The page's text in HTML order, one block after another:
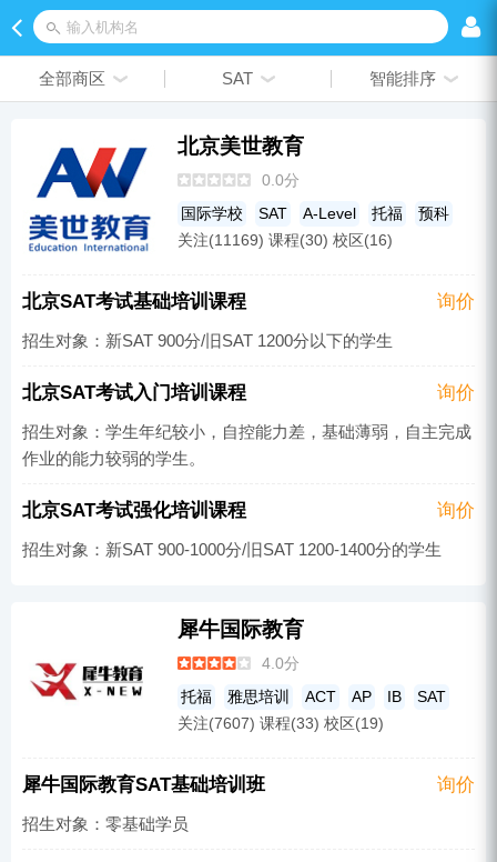
输入机构名
全部商区 SAT 智能排序
北京美世教育
0.0分
国际学校 SAT A-Level 托福
预科
雅思培训
留学申请 GRE
GMAT
关注(11169) 课程(30) 校区(16)
北京SAT考试基础培训课程 询价
招生对象：新SAT 900分/旧SAT 1200分以下的学生
北京SAT考试入门培训课程 询价
招生对象：学生年纪较小，自控能力差，基础薄弱，自主完成
作业的能力较弱的学生。
北京SAT考试强化培训课程 询价
招生对象：新SAT 900-1000分/旧SAT 1200-1400分的学生
犀牛国际教育
4.0分
托福 雅思培训 ACT AP IB
SAT
关注(7607) 课程(33) 校区(19)
犀牛国际教育SAT基础培训班 询价
招生对象：零基础学员